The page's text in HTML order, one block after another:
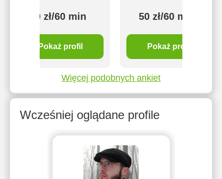
70 zł/60 min
Pokaż profil
50 zł/60 min
Pokaż profil
Więcej podobnych ankiet
Wcześniej oglądane profile